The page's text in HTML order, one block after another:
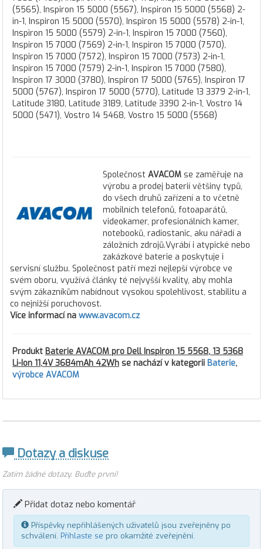
(5565), Inspiron 15 5000 (5567), Inspiron 15 5000 (5568) 2-
in-1, Inspiron 15 5000 (5570), Inspiron 15 5000 (5578) 2-in-1,
Inspiron 15 5000 (5579) 2-in-1, Inspiron 15 7000 (7560),
Inspiron 15 7000 (7569) 2-in-1, Inspiron 15 7000 (7570),
Inspiron 15 7000 (7572), Inspiron 15 7000 (7573) 2-in-1,
Inspiron 15 7000 (7579) 2-in-1, Inspiron 15 7000 (7580),
Inspiron 17 3000 (3780), Inspiron 17 5000 (5765), Inspiron 17
5000 (5767), Inspiron 17 5000 (5770), Latitude 13 3379 2-in-1,
Latitude 3180, Latitude 3189, Latitude 3390 2-in-1, Vostro 14
5000 (5471), Vostro 14 5468, Vostro 15 5000 (5568)
Společnost AVACOM se zaměřuje na
výrobu a prodej baterií většiny typů,
do všech druhů zařízení a to včetně
mobilních telefonů, fotoaparátů,
videokamer, profesionálních kamer,
notebooků, radiostanic, aku nářadí a
záložních zdrojů.Vyrábí i atypické nebo
zakázkové baterie a poskytuje i
servisní službu. Společnost patří mezi nejlepší výrobce ve
svém oboru, využívá články té nejvyšší kvality, aby mohla
svým zákazníkům nabídnout vysokou spolehlivost, stabilitu a
co nejnižší poruchovost.
Více informací na www.avacom.cz
Produkt Baterie AVACOM pro Dell Inspiron 15 5568, 13 5368
Li-Ion 11,4V 3684mAh 42Wh se nachází v kategorii Baterie,
výrobce AVACOM
Dotazy a diskuse
Zatím žádné dotazy. Buďte první!
Přidat dotaz nebo komentář
Příspěvky nepřihlášených uživatelů jsou zveřejněny po
schválení. Přihlaste se pro okamžité zveřejnění.